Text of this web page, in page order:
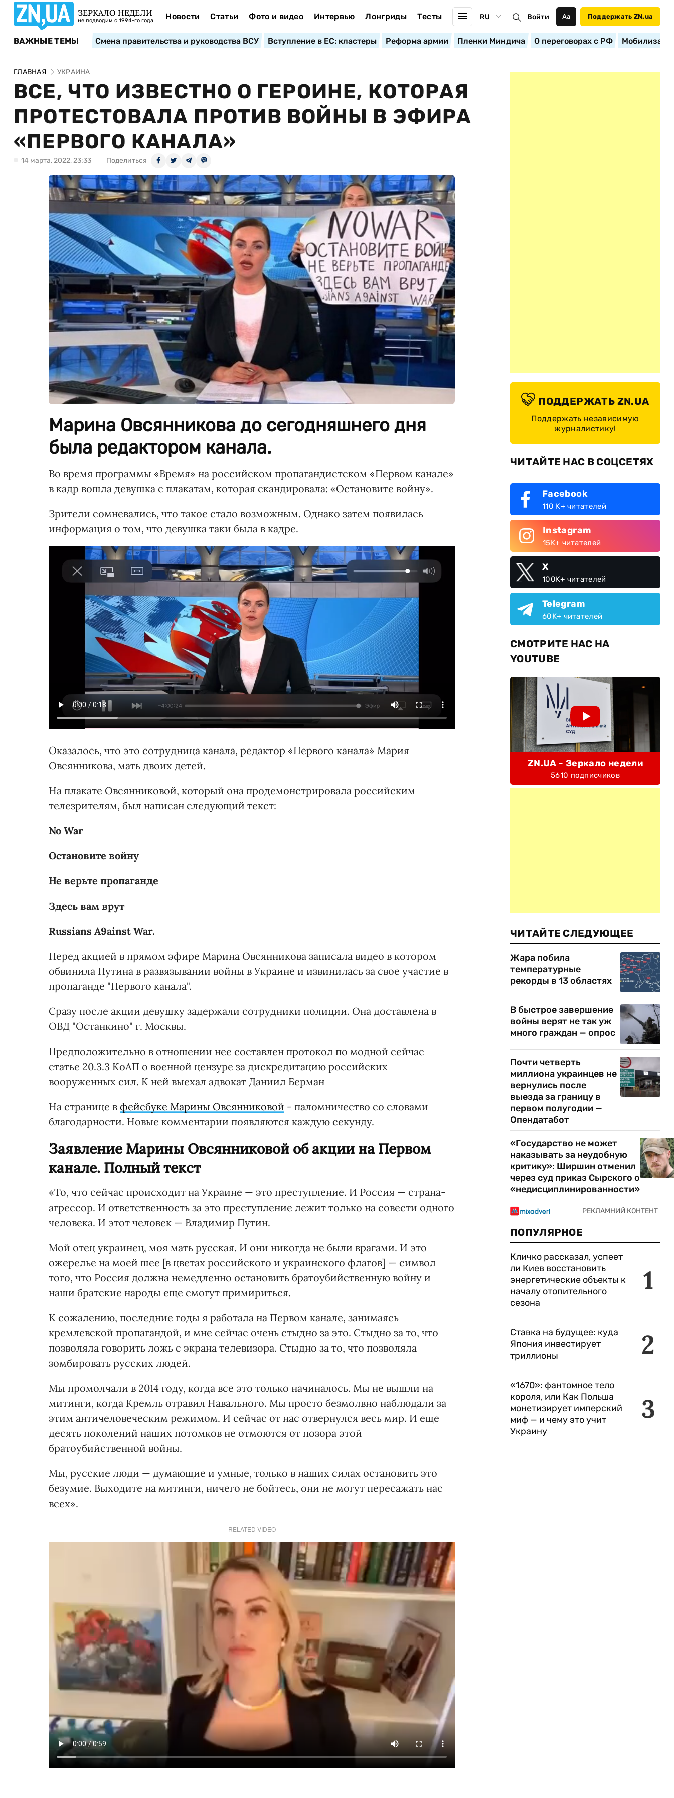
ЗЕРКАЛО НЕДЕЛИ
не подводим с 1994-го года Новости Статьи Фото и видео Интервью Лонгриды Тесты RU Войти Аа Поддержать ZN.ua
ВАЖНЫЕ ТЕМЫ Смена правительства и руководства ВСУ Вступление в ЕС: кластеры Реформа армии Пленки Миндича О переговорах с РФ
ГЛАВНАЯ УКРАИНА
ВСЕ, ЧТО ИЗВЕСТНО О ГЕРОИНЕ, КОТОРАЯ
ПРОТЕСТОВАЛА ПРОТИВ ВОЙНЫ В ЭФИРА
«ПЕРВОГО КАНАЛА»
14 марта, 2022, 23:33 Поделиться
Марина Овсянникова до сегодняшнего дня
была редактором канала.
Во время программы «Время» на российском пропагандистском «Первом канале»
в кадр вошла девушка с плакатам, которая скандировала: «Остановите войну».
Зрители сомневались, что такое стало возможным. Однако затем появилась
информация о том, что девушка таки была в кадре.
Оказалось, что это сотрудница канала, редактор «Первого канала» Мария
Овсянникова, мать двоих детей.
На плакате Овсянниковой, который она продемонстрировала российским
телезрителям, был написан следующий текст:
No War
Остановите войну
Не верьте пропаганде
Здесь вам врут
Russians A9ainst War.
Перед акцией в прямом эфире Марина Овсянникова записала видео в котором
обвинила Путина в развязывании войны в Украине и извинилась за свое участие в
пропаганде "Первого канала".
Сразу после акции девушку задержали сотрудники полиции. Она доставлена в
ОВД "Останкино" г. Москвы.
Предположительно в отношении нее составлен протокол по модной сейчас
статье 20.3.3 КоАП о военной цензуре за дискредитацию российских
вооруженных сил. К ней выехал адвокат Даниил Берман
На странице в фейсбуке Марины Овсянниковой - паломничество со словами
благодарности. Новые комментарии появляются каждую секунду.
Заявление Марины Овсянниковой об акции на Первом
канале. Полный текст
«То, что сейчас происходит на Украине — это преступление. И Россия — страна-
агрессор. И ответственность за это преступление лежит только на совести одного
человека. И этот человек — Владимир Путин.
Мой отец украинец, моя мать русская. И они никогда не были врагами. И это
ожерелье на моей шее [в цветах российского и украинского флагов] — символ
того, что Россия должна немедленно остановить братоубийственную войну и
наши братские народы еще смогут примириться.
К сожалению, последние годы я работала на Первом канале, занимаясь
кремлевской пропагандой, и мне сейчас очень стыдно за это. Стыдно за то, что
позволяла говорить ложь с экрана телевизора. Стыдно за то, что позволяла
зомбировать русских людей.
Мы промолчали в 2014 году, когда все это только начиналось. Мы не вышли на
митинги, когда Кремль отравил Навального. Мы просто безмолвно наблюдали за
этим античеловеческим режимом. И сейчас от нас отвернулся весь мир. И еще
десять поколений наших потомков не отмоются от позора этой
братоубийственной войны.
Мы, русские люди — думающие и умные, только в наших силах остановить это
безумие. Выходите на митинги, ничего не бойтесь, они не могут пересажать нас
всех».
RELATED VIDEO
ПОДДЕРЖАТЬ ZN.UA
Поддержать независимую
журналистику!
ЧИТАЙТЕ НАС В СОЦСЕТЯХ
Facebook
110 K+ читателей
Instagram
15K+ читателей
X
100K+ читателей
Telegram
60K+ читателей
СМОТРИТЕ НАС НА
YOUTUBE
ZN.UA - Зеркало недели
5610 подписчиков
ЧИТАЙТЕ СЛЕДУЮЩЕЕ
Жара побила
температурные
рекорды в 13 областях
В быстрое завершение
войны верят не так уж
много граждан — опрос
Почти четверть
миллиона украинцев не
вернулись после
выезда за границу в
первом полугодии —
Опендатабот
«Государство не может
наказывать за неудобную
критику»: Ширшин отменил
через суд приказ Сырского о
«недисциплинированности»
ПОПУЛЯРНОЕ
1
Кличко рассказал, успеет
ли Киев восстановить
энергетические объекты к
началу отопительного
сезона
2
Ставка на будущее: куда
Япония инвестирует
триллионы
3
«1670»: фантомное тело
короля, или Как Польша
монетизирует имперский
миф — и чему это учит
Украину